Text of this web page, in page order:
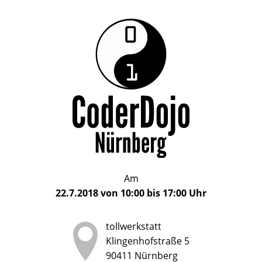
CoderDojo
Nürnberg
Das
CoderDojo
Nürnberg
ein
Club
für
Kinder
und
Jugendliche
Alter
bis
17
Am
22.7.2018von 10:00 bis 17:00 Uhr
tollwerkstatt
Klingenhofstraße 5
90411 Nürnberg